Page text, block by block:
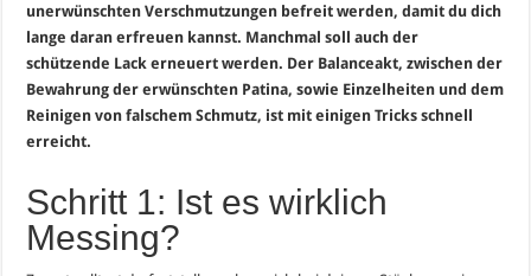
unerwünschten Verschmutzungen befreit werden, damit du dich
lange daran erfreuen kannst. Manchmal soll auch der
schützende Lack erneuert werden. Der Balanceakt, zwischen der
Bewahrung der erwünschten Patina, sowie Einzelheiten und dem
Reinigen von falschem Schmutz, ist mit einigen Tricks schnell
erreicht.
Schritt 1: Ist es wirklich
Messing?